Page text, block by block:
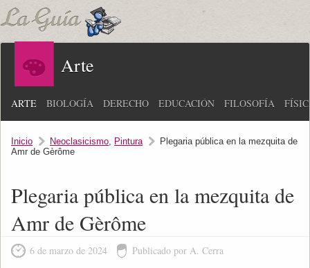
Arte
ARTE BIOLOGÍA DERECHO EDUCACIÓN FILOSOFÍA
Inicio Neoclasicismo, Pintura
Plegaria pública en la mezquita de
Amr de Gèrôme
Plegaria pública en la mezquita de
Amr de Gèrôme
6 de marzo de 2024 Publicado por A. Cerra